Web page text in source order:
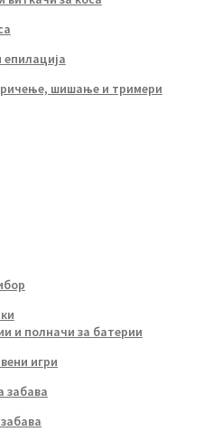
шишање и тримери
и полначи за батерии
игри
забава